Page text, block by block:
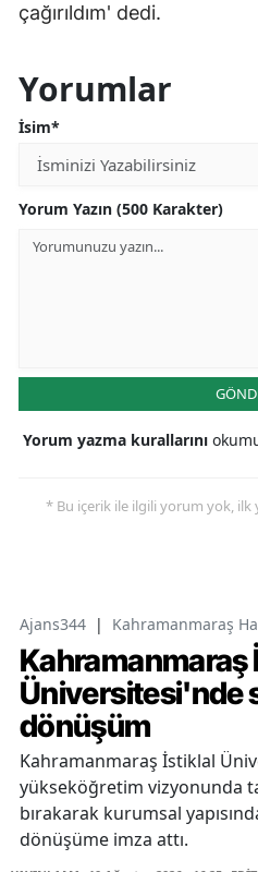
çağırıldım' dedi.
Yorumlar
İsim*
Yorum Yazın (500 Karakter)
Yorum yazma kurallarını
* Bu içerik ile ilgili yorum yok, ilk
Ajans344 | Kahramanmaraş
Kahramanmaraş
Üniversitesi'nde
dönüşüm
Kahramanmaraş İstiklal
yükseköğretim vizyonunda
bırakarak kurumsal
dönüşüme imza attı.